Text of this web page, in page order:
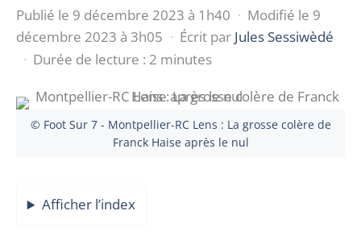
Publié le 9 décembre 2023 à 1h40 · Modifié le 9
décembre 2023 à 3h05 · Écrit par Jules Sessiwèdé
· Durée de lecture : 2 minutes
© Foot Sur 7 - Montpellier-RC Lens : La grosse colère de
Franck Haise après le nul
Afficher l’index